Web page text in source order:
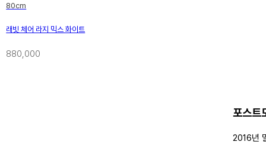
80cm
래빗 체어 라지 믹스 화이트
880,000
포스트
2016년